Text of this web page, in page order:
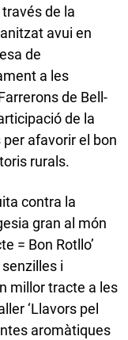
través de la
avui en
de
a les
de Bell-
de la
afavorir el bon
rurals.
contra la
gran al món
= Bon Rotllo’
i
millor tracte a les
‘Llavors pel
aromàtiques